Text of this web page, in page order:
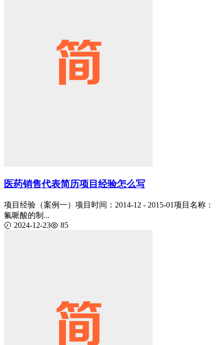
医药销售代表简历项目经验怎么写
项目经验（案例一）项目时间：2014-12 - 2015-01项目名称：
氟哌酸的制...
2024-12-23
85